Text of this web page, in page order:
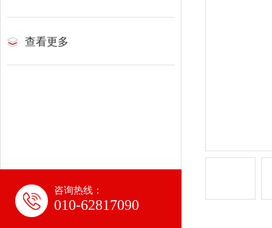
查看更多
咨询热线：
010-62817090